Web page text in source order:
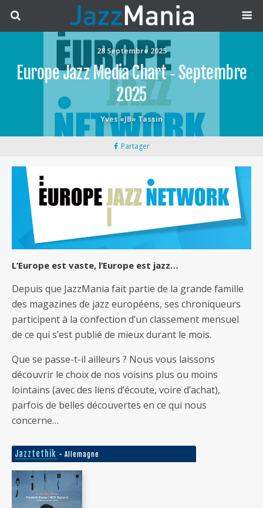
28 Septembre 2025
Europe Jazz Media Chart ‐ Septembre
2025
Yves «JB» Tassin
Partager
L’Europe est vaste, l’Europe est jazz…
Depuis que JazzMania fait partie de la grande famille
des magazines de jazz européens, ses chroniqueurs
participent à la confection d’un classement mensuel
de ce qui s’est publié de mieux durant le mois.
Que se passe-t-il ailleurs ? Nous vous laissons
découvrir le choix de nos voisins plus ou moins
lointains (avec des liens d’écoute, voire d’achat),
parfois de belles découvertes en ce qui nous
concerne…
Jazztethik - Allemagne